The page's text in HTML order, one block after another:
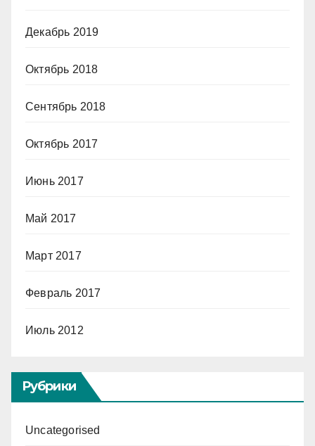
Декабрь 2019
Октябрь 2018
Сентябрь 2018
Октябрь 2017
Июнь 2017
Май 2017
Март 2017
Февраль 2017
Июль 2012
Рубрики
Uncategorised